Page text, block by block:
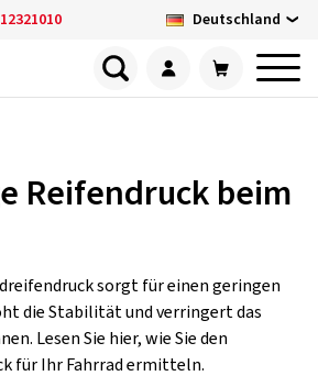
Deutschland
Reifendruck beim
sorgt für einen geringen
die Stabilität und verringert das
Lesen Sie hier, wie Sie den
für Ihr Fahrrad ermitteln.